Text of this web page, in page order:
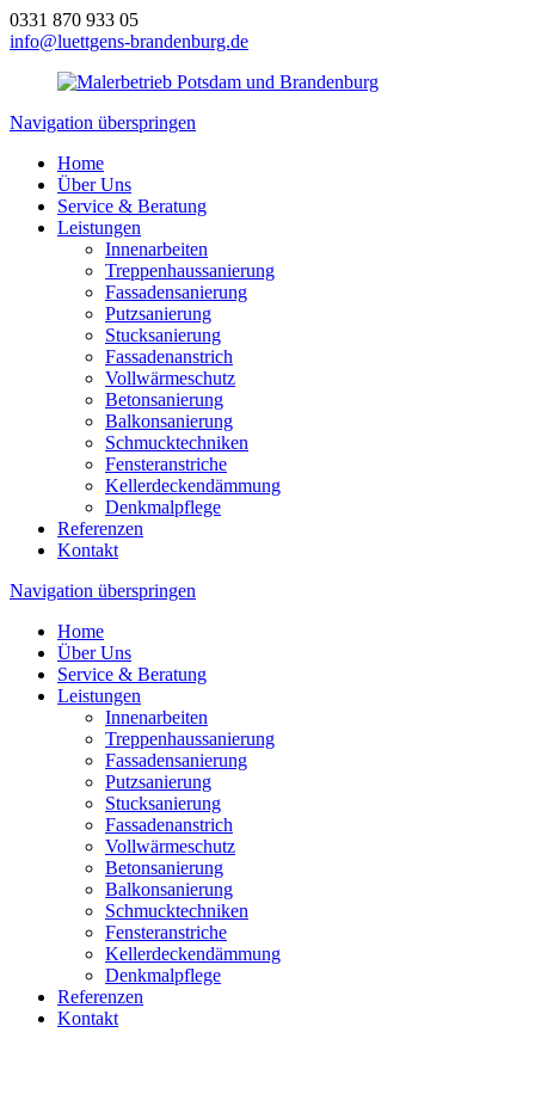
0331 870 933 05
info@luettgens-brandenburg.de
Navigation überspringen
Home
Über Uns
Service & Beratung
Leistungen
Innenarbeiten
Treppenhaussanierung
Fassadensanierung
Putzsanierung
Stucksanierung
Fassadenanstrich
Vollwärmeschutz
Betonsanierung
Balkonsanierung
Schmucktechniken
Fensteranstriche
Kellerdeckendämmung
Denkmalpflege
Referenzen
Kontakt
Navigation überspringen
Home
Über Uns
Service & Beratung
Leistungen
Innenarbeiten
Treppenhaussanierung
Fassadensanierung
Putzsanierung
Stucksanierung
Fassadenanstrich
Vollwärmeschutz
Betonsanierung
Balkonsanierung
Schmucktechniken
Fensteranstriche
Kellerdeckendämmung
Denkmalpflege
Referenzen
Kontakt